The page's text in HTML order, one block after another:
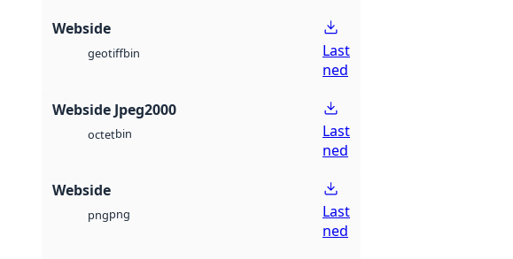
Webside
geotiffbin
Last
ned
Webside Jpeg2000
octetbin
Last
ned
Webside
pngpng
Last
ned